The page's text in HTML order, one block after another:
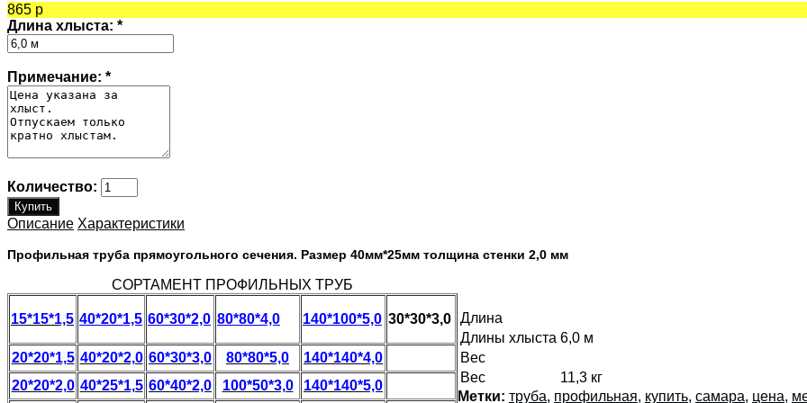
865 р
Длина хлыста: *
Примечание: *
Количество:
Описание Характеристики
Профильная труба прямоугольного сечения. Размер 40мм*25мм толщина стенки 2,0 мм
СОРТАМЕНТ ПРОФИЛЬНЫХ ТРУБ
15*15*1,5 40*20*1,5 60*30*2,0 80*80*4,0 140*100*5,0 30*30*3,0
20*20*1,5 40*20*2,0 60*30*3,0 80*80*5,0
140*140*4,0
20*20*2,0 40*25*1,5 60*40*2,0 100*50*3,0
140*140*5,0
Длина
Длины хлыста 6,0 м
Вес
Вес
11,3 кг
Метки: труба, профильная, купить, самара, цена,